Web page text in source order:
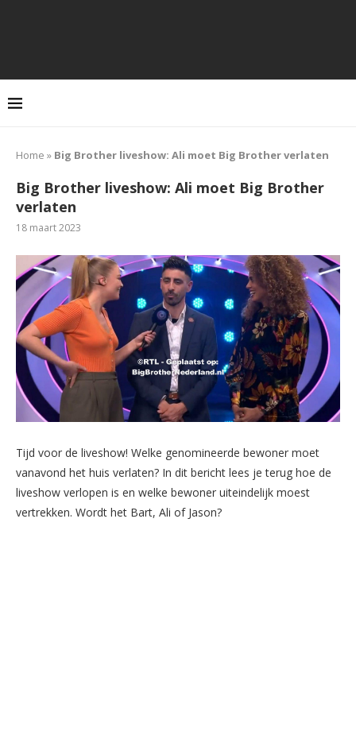
Home » Big Brother liveshow: Ali moet Big Brother verlaten
Big Brother liveshow: Ali moet Big Brother
verlaten
18 maart 2023
Tijd voor de liveshow! Welke genomineerde bewoner moet
vanavond het huis verlaten? In dit bericht lees je terug hoe de
liveshow verlopen is en welke bewoner uiteindelijk moest
vertrekken. Wordt het Bart, Ali of Jason?